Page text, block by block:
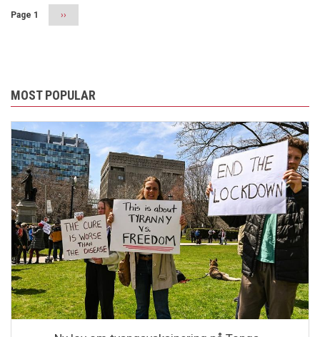
Page 1
Next
page
››
MOST POPULAR